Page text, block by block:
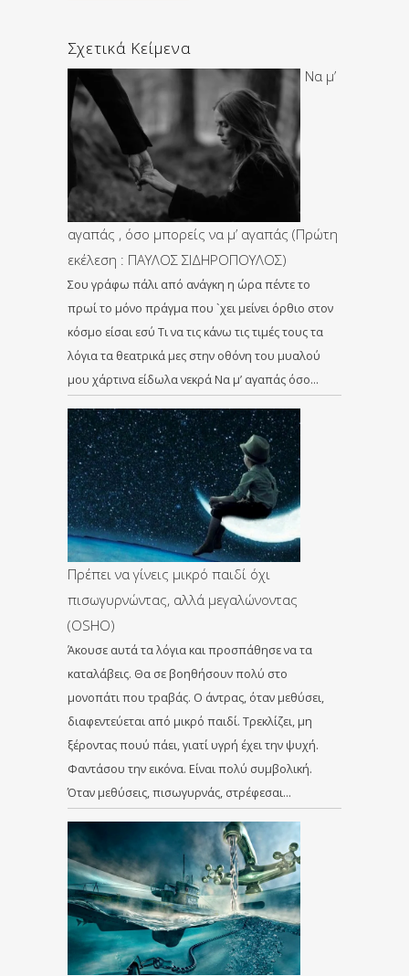
Σχετικά Κείμενα
Να μ’
αγαπάς , όσο μπορείς να μ’ αγαπάς (Πρώτη
εκέλεση : ΠΑΥΛΟΣ ΣΙΔΗΡΟΠΟΥΛΟΣ)
Σου γράφω πάλι από ανάγκη η ώρα πέντε το
πρωί το μόνο πράγμα που `χει μείνει όρθιο στον
κόσμο είσαι εσύ Τι να τις κάνω τις τιμές τους τα
λόγια τα θεατρικά μες στην οθόνη του μυαλού
μου χάρτινα είδωλα νεκρά Να μ’ αγαπάς όσο…
Πρέπει να γίνεις μικρό παιδί όχι
πισωγυρνώντας, αλλά μεγαλώνοντας
(OSHO)
Άκουσε αυτά τα λόγια και προσπάθησε να τα
καταλάβεις. Θα σε βοηθήσουν πολύ στο
μονοπάτι που τραβάς. Ο άντρας, όταν μεθύσει,
διαφεντεύεται από μικρό παιδί. Τρεκλίζει, μη
ξέροντας πουύ πάει, γιατί υγρή έχει την ψυχή.
Φαντάσου την εικόνα. Είναι πολύ συμβολική.
Όταν μεθύσεις, πισωγυρνάς, στρέφεσαι…